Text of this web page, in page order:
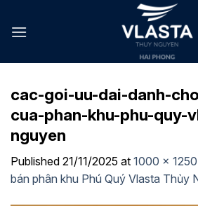
cac-goi-uu-dai-danh-
cua-phan-khu-phu-quy-
nguyen
Published 21/11/2025 at 1000 × 1250
bán phân khu Phú Quý Vlasta Thủy